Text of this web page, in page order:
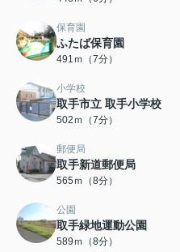
保育園
ふたば保育園
491ｍ（7分）
小学校
取手市立 取手小学校
502ｍ（7分）
郵便局
取手新道郵便局
565ｍ（8分）
公園
取手緑地運動公園
589ｍ（8分）